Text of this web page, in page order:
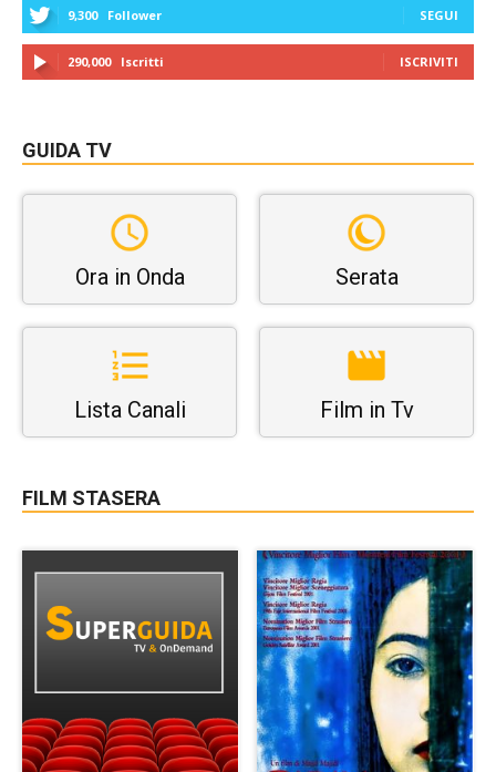
9,300 Follower SEGUI
290,000 Iscritti ISCRIVITI
GUIDA TV
Ora in Onda Serata
Lista Canali Film in Tv
FILM STASERA